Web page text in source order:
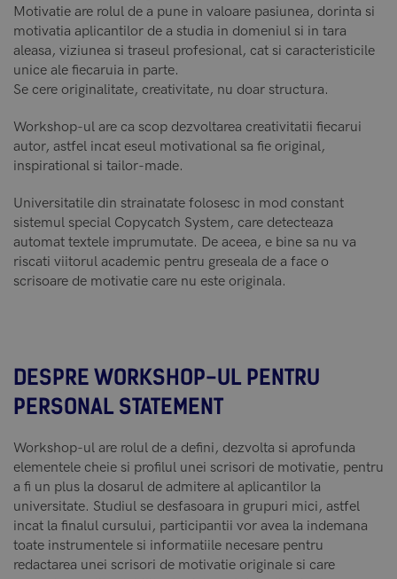
Motivatie are rolul de a pune in valoare pasiunea, dorinta si
motivatia aplicantilor de a studia in domeniul si in tara
aleasa, viziunea si traseul profesional, cat si caracteristicile
unice ale fiecaruia in parte.
Se cere originalitate, creativitate, nu doar structura.
Workshop-ul are ca scop dezvoltarea creativitatii fiecarui
autor, astfel incat eseul motivational sa fie original,
inspirational si tailor-made.
Universitatile din strainatate folosesc in mod constant
sistemul special Copycatch System, care detecteaza
automat textele imprumutate. De aceea, e bine sa nu va
riscati viitorul academic pentru greseala de a face o
scrisoare de motivatie care nu este originala.
DESPRE WORKSHOP-UL PENTRU
PERSONAL STATEMENT
Workshop-ul are rolul de a defini, dezvolta si aprofunda
elementele cheie si profilul unei scrisori de motivatie, pentru
a fi un plus la dosarul de admitere al aplicantilor la
universitate. Studiul se desfasoara in grupuri mici, astfel
incat la finalul cursului, participantii vor avea la indemana
toate instrumentele si informatiile necesare pentru
redactarea unei scrisori de motivatie originale si care